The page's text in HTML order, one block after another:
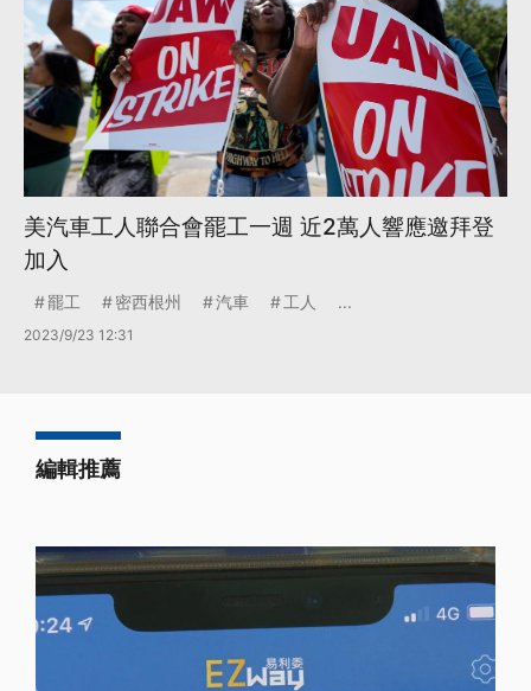
美汽車工人聯合會罷工一週 近2萬人響應邀拜登
加入
罷工 密西根州 汽車 工人 ...
2023/9/23 12:31
編輯推薦